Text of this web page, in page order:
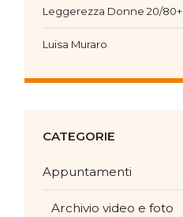
Leggerezza Donne 20/80+
Luisa Muraro
CATEGORIE
Appuntamenti
Archivio video e foto